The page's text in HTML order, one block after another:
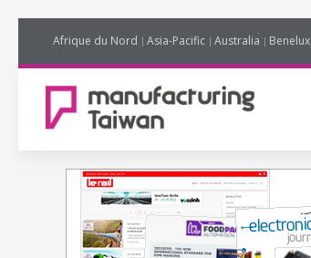
Afrique du Nord Asia-Pacific Australia Benelux